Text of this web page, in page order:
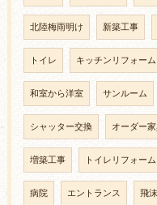
北陸梅雨明け 新築工事
トイレ キッチンリフォーム
和室から洋室 サンルーム
シャッター交換 オーダー
増築工事 トイレリフォーム
病院 エントランス 飛